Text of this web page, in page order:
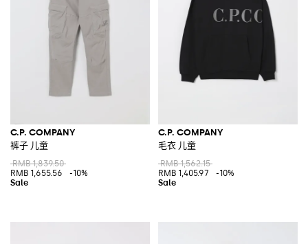
C.P. COMPANY
裤子 儿童
RMB 1,839.50
RMB 1,655.56
-10%
C.P. COMPANY
毛衣 儿童
RMB 1,562.15
RMB 1,405.97
-10%